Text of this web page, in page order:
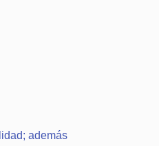
además